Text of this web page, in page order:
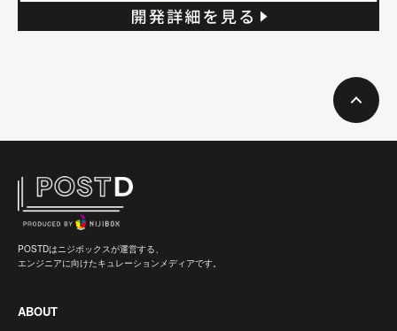
POSTDはニジボックスが運営する、
エンジニアに向けたキュレーションメディアです。
ABOUT